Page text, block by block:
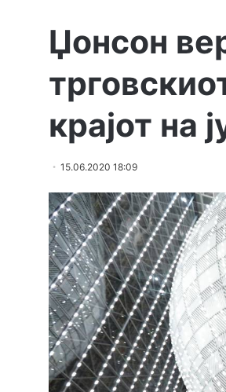
Џонсон
крајот на
15.06.2020 18:09